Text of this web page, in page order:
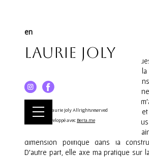
en
Laurie Joly
© Laurie Joly Allrightsreserved
Développé avec Berta.me
depuis 2017 - « Mon travail pose la
son assignation identitaire et explore
normes dans notre Histoire et
production normée et normative
fonction du référent sexe biologique
parler d’une identité «au féminin »
» pour associer le
l’enjeu de mise en conformité et
dimension politique dans la
D’autre part, elle axe ma pratique sur